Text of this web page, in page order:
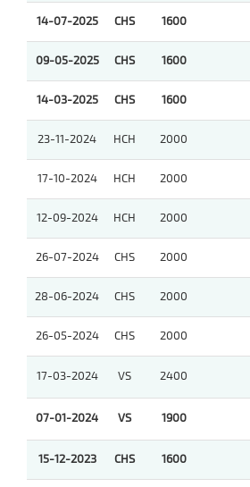
14-07-2025 CHS 1600
09-05-2025 CHS 1600
14-03-2025 CHS 1600
23-11-2024 HCH 2000
17-10-2024 HCH 2000
12-09-2024 HCH 2000
26-07-2024 CHS 2000
28-06-2024 CHS 2000
26-05-2024 CHS 2000
17-03-2024 VS 2400
07-01-2024 VS 1900
15-12-2023 CHS 1600